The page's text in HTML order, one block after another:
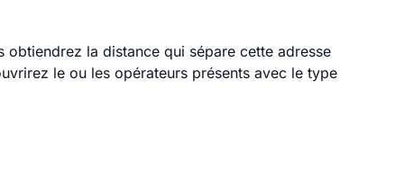
obtiendrez la distance qui sépare cette adresse
le ou les opérateurs présents avec le type